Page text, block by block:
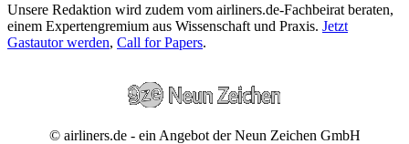
Unsere Redaktion wird zudem vom airliners.de-Fachbeirat beraten,
einem Expertengremium aus Wissenschaft und Praxis. Jetzt
Gastautor werden, Call for Papers.
© airliners.de - ein Angebot der Neun Zeichen GmbH